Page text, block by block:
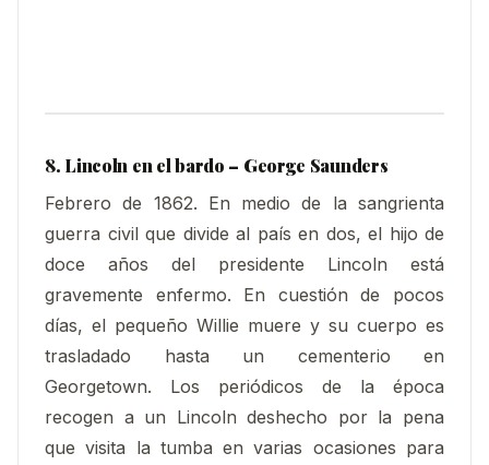
8. Lincoln en el bardo – George Saunders
Febrero de 1862. En medio de la sangrienta
guerra civil que divide al país en dos, el hijo de
doce años del presidente Lincoln está
gravemente enfermo. En cuestión de pocos
días, el pequeño Willie muere y su cuerpo es
trasladado hasta un cementerio en
Georgetown. Los periódicos de la época
recogen a un Lincoln deshecho por la pena
que visita la tumba en varias ocasiones para